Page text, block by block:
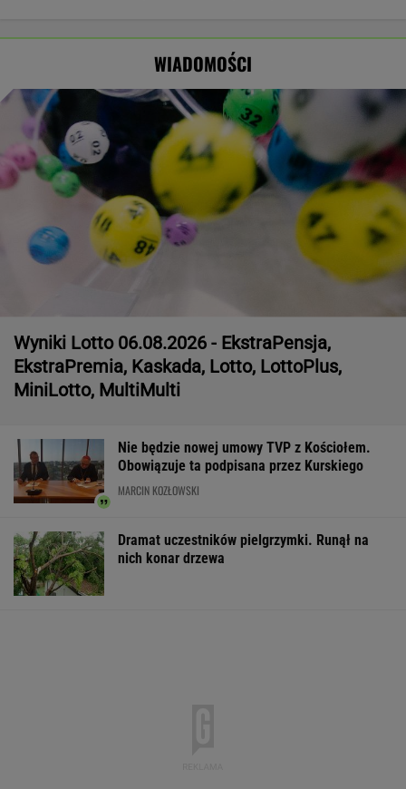
WIADOMOŚCI
Wyniki Lotto 06.08.2026 - EkstraPensja,
EkstraPremia, Kaskada, Lotto, LottoPlus,
MiniLotto, MultiMulti
Nie będzie nowej umowy TVP z Kościołem.
Obowiązuje ta podpisana przez Kurskiego
MARCIN KOZŁOWSKI
Dramat uczestników pielgrzymki. Runął na
nich konar drzewa